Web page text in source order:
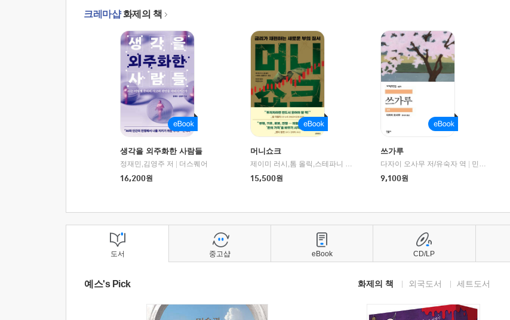
크레마샵화제의 책
생각을 외주화한 사람들
정재민,김영주 저
더스퀘어
16,200원
머니쇼크
제이미 러시,톰 올릭,스테파니 플랜더스 편저/임경은 역/박정호 감수 |
교보문고
15,500원
쓰가루
다자이 오사무 저/유숙자 역
민음사
9,100원
도서
예스's Pick 화제의 책 외국도서 세트도서
중고샵 eBook CD/LP